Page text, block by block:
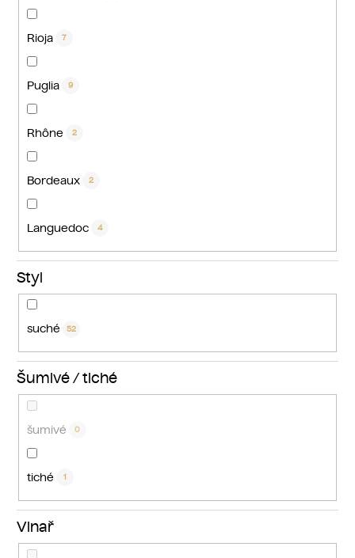
Rioja 7
Puglia 9
Rhône 2
Bordeaux 2
Languedoc 4
Styl
suché 52
Šumivé / tiché
šumivé 0
tiché 1
Vinař